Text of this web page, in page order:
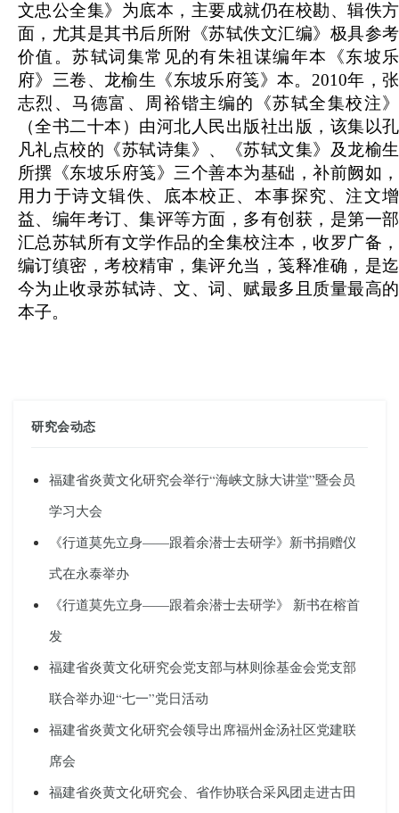
文忠公全集》为底本，主要成就仍在校勘、辑佚方
面，尤其是其书后所附《苏轼佚文汇编》极具参考
价值。苏轼词集常见的有朱祖谋编年本《东坡乐
府》三卷、龙榆生《东坡乐府笺》本。2010年，张
志烈、马德富、周裕锴主编的《苏轼全集校注》
（全书二十本）由河北人民出版社出版，该集以孔
凡礼点校的《苏轼诗集》、《苏轼文集》及龙榆生
所撰《东坡乐府笺》三个善本为基础，补前阙如，
用力于诗文辑佚、底本校正、本事探究、注文增
益、编年考订、集评等方面，多有创获，是第一部
汇总苏轼所有文学作品的全集校注本，收罗广备，
编订缜密，考校精审，集评允当，笺释准确，是迄
今为止收录苏轼诗、文、词、赋最多且质量最高的
本子。
研究会动态
福建省炎黄文化研究会举行“海峡文脉大讲堂”暨会员
学习大会
《行道莫先立身——跟着余潜士去研学》新书捐赠仪
式在永泰举办
《行道莫先立身——跟着余潜士去研学》 新书在榕首
发
福建省炎黄文化研究会党支部与林则徐基金会党支部
联合举办迎“七一”党日活动
福建省炎黄文化研究会领导出席福州金汤社区党建联
席会
福建省炎黄文化研究会、省作协联合采风团走进古田